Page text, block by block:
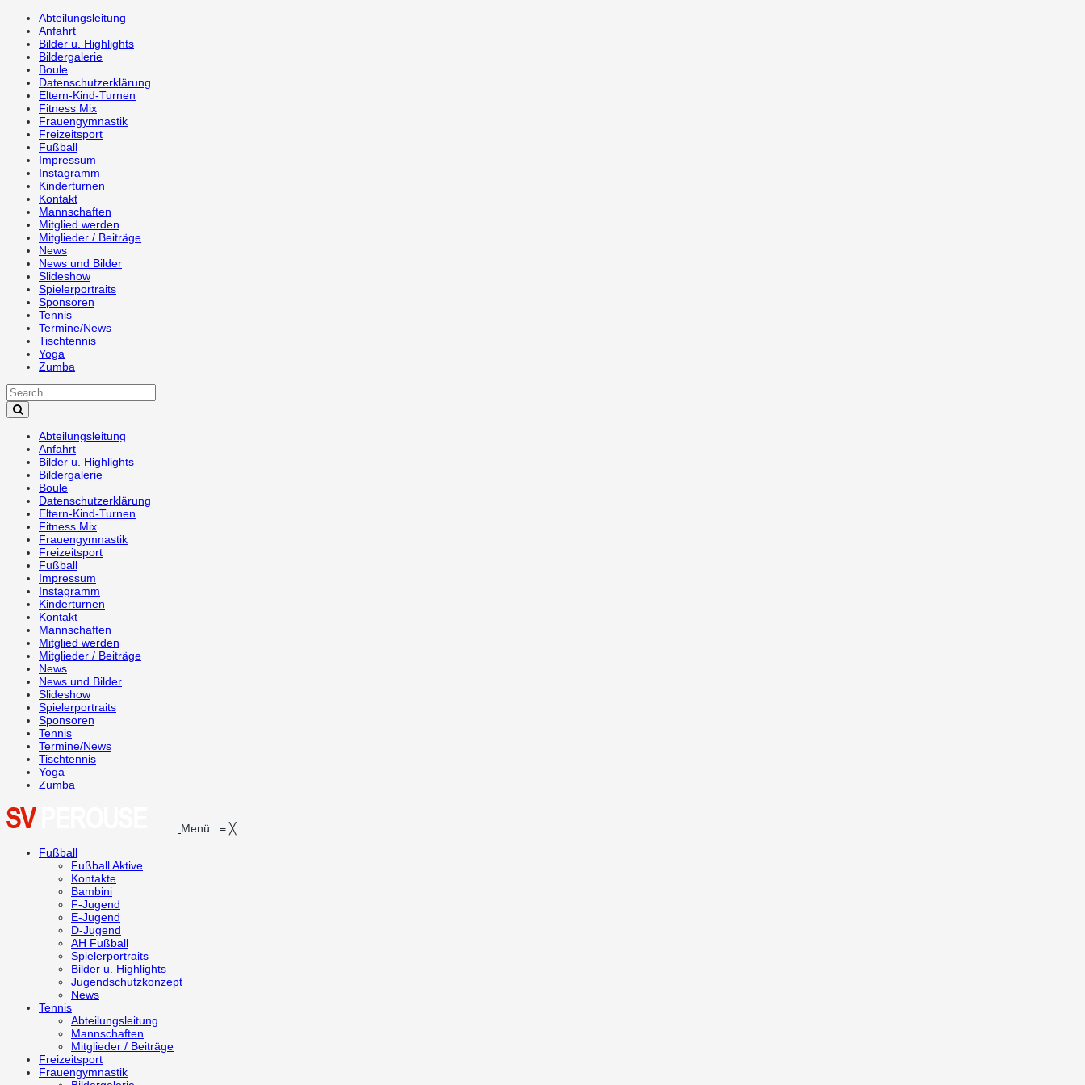
Abteilungsleitung
Anfahrt
Bilder u. Highlights
Bildergalerie
Boule
Datenschutzerklärung
Eltern-Kind-Turnen
Fitness Mix
Frauengymnastik
Freizeitsport
Fußball
Impressum
Instagramm
Kinderturnen
Kontakt
Mannschaften
Mitglied werden
Mitglieder / Beiträge
News
News und Bilder
Slideshow
Spielerportraits
Sponsoren
Tennis
Termine/News
Tischtennis
Yoga
Zumba
Abteilungsleitung
Anfahrt
Bilder u. Highlights
Bildergalerie
Boule
Datenschutzerklärung
Eltern-Kind-Turnen
Fitness Mix
Frauengymnastik
Freizeitsport
Fußball
Impressum
Instagramm
Kinderturnen
Kontakt
Mannschaften
Mitglied werden
Mitglieder / Beiträge
News
News und Bilder
Slideshow
Spielerportraits
Sponsoren
Tennis
Termine/News
Tischtennis
Yoga
Zumba
Menü ≡ ╳
Fußball
Fußball Aktive
Kontakte
Bambini
F-Jugend
E-Jugend
D-Jugend
AH Fußball
Spielerportraits
Bilder u. Highlights
Jugendschutzkonzept
News
Tennis
Abteilungsleitung
Mannschaften
Mitglieder / Beiträge
Freizeitsport
Frauengymnastik